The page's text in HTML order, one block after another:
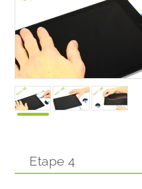
Etape 4